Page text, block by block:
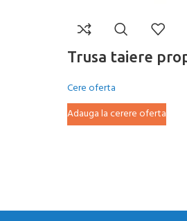
Trusa taiere
Cere oferta
Adauga la cerere oferta